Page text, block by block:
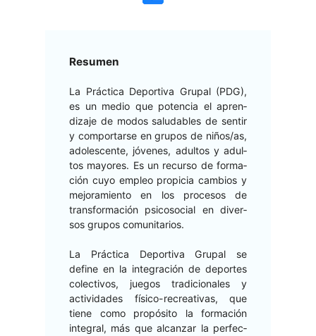
Resumen
La Prác­ti­ca Deporti­va Gru­pal (PDG),
es un medio que poten­cia el apren­
diza­je de mod­os salud­ables de sen­tir
y com­por­tarse en gru­pos de niños/as,
ado­les­cente, jóvenes, adul­tos y adul­
tos may­ores. Es un recur­so de for­ma­
ción cuyo empleo prop­i­cia cam­bios y
mejo­ramien­to en los pro­ce­sos de
trans­for­ma­ción psi­coso­cial en diver­
sos gru­pos comunitarios.
La Prác­ti­ca Deporti­va Gru­pal se
define en la inte­gración de deportes
colec­tivos, jue­gos tradi­cionales y
activi­dades físi­co-recre­ati­vas, que
tiene como propósi­to la for­ma­ción
inte­gral, más que alcan­zar la per­fec­